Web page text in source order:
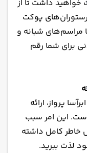
خواهید داشت تا از
پوکت
شبانه و
برای شما رقم
پرواز، ارائه
24 ساعته است. این امر سبب
خاطر کامل داشته
لذت ببرید.